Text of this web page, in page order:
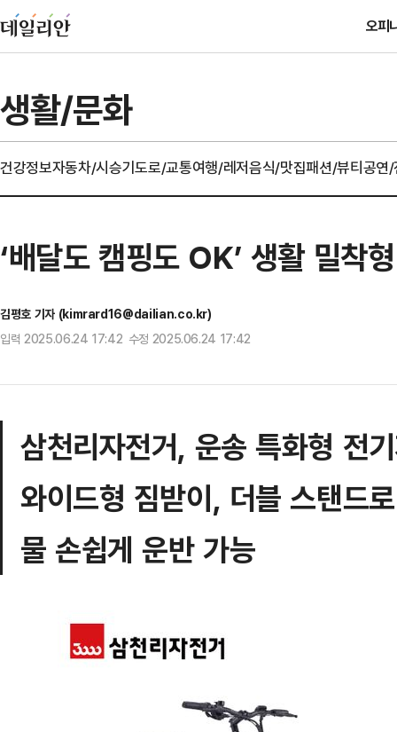
오피
생활/문화
건강정보자동차/시승기도로/교통여행/레저음식/맛집패션/뷰티공연
‘배달도 캠핑도 OK’ 생활 밀착
김평호 기자 (kimrard16@dailian.co.kr)
입력 2025.06.24 17:42 수정 2025.06.24 17:42
삼천리자전거, 운송 특화형 전
와이드형 짐받이, 더블 스탠드
물 손쉽게 운반 가능